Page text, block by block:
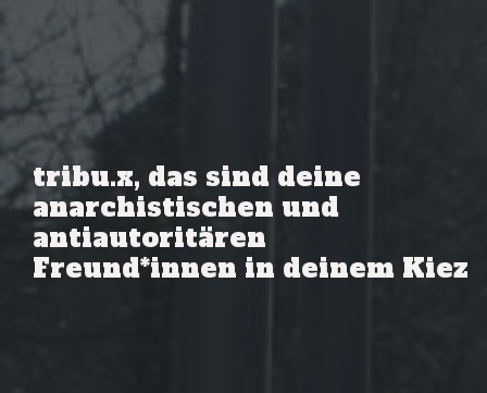
tribu.x, das sind deine
anarchistischen und
antiautoritären
Freund*innen in deinem Kiez